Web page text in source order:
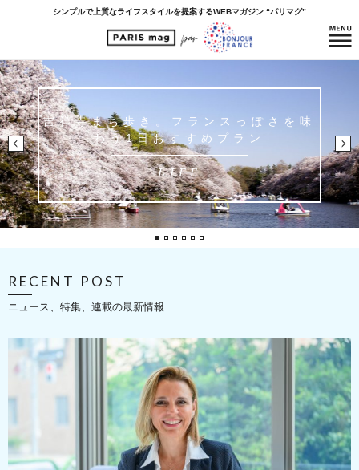
シンプルで上質なライフスタイルを提案するWEBマガジン “パリマグ”
吉祥寺まち歩き。フランスっぽさを味
わう1日おすすめプラン
LIFE
フォカッチャ・フォカッチャサンドが
自慢のお店4選
FOOD
フランスの個人書店の魅力とは？パリ
ュスあや子さんに聞く「パリで本屋め
ぐりを楽しむコツ」
interview
パン野ゆりのパンライフ
BREAD
山本ゆりこの旅するフレンチレシピ
PARIS
旅を通して審美眼を養う｜本当にすて
きなパリのひと【『Souvenirs
of』編集長・ソフィア】
PARIS
RECENT POST
ニュース、特集、連載の最新情報